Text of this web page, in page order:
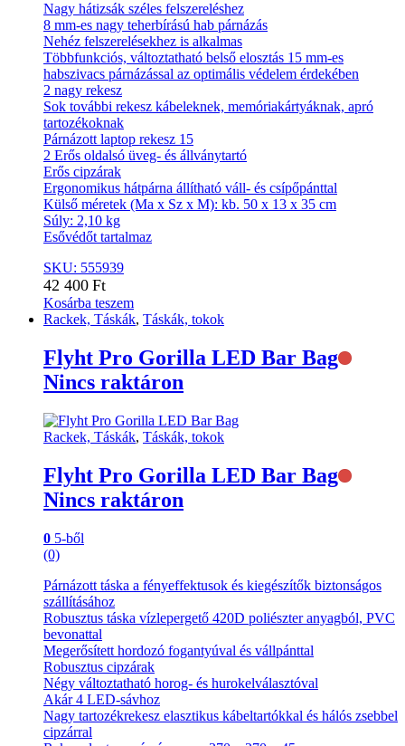
Nagy hátizsák széles felszereléshez
8 mm-es nagy teherbírású hab párnázás
Nehéz felszerelésekhez is alkalmas
Többfunkciós, változtatható belső elosztás 15 mm-es
habszivacs párnázással az optimális védelem érdekében
2 nagy rekesz
Sok további rekesz kábeleknek, memóriakártyáknak, apró
tartozékoknak
Párnázott laptop rekesz 15
2 Erős oldalsó üveg- és állványtartó
Erős cipzárak
Ergonomikus hátpárna állítható váll- és csípőpánttal
Külső méretek (Ma x Sz x M): kb. 50 x 13 x 35 cm
Súly: 2,10 kg
Esővédőt tartalmaz
SKU: 555939
42 400 Ft
Kosárba teszem
Rackek, Táskák, Táskák, tokok
Flyht Pro Gorilla LED Bar Bag
Nincs raktáron
Rackek, Táskák, Táskák, tokok
Flyht Pro Gorilla LED Bar Bag
Nincs raktáron
0 5-ből
(0)
Párnázott táska a fényeffektusok és kiegészítők biztonságos
szállításához
Robusztus táska vízlepergető 420D poliészter anyagból, PVC
bevonattal
Megerősített hordozó fogantyúval és vállpánttal
Robusztus cipzárak
Négy változtatható horog- és hurokelválasztóval
Akár 4 LED-sávhoz
Nagy tartozékrekesz elasztikus kábeltartókkal és hálós zsebbel
cipzárral